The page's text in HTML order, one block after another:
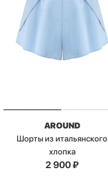
AROUND
Шорты из итальянского
хлопка
2 900₽